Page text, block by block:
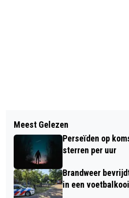
GEEN TREINEN TUSSEN
CENTRAAL EN
WIELRENNER TIJDENS
ONDERUIT DOOR
BOMEN
Meest Gelezen
Perseïden op
sterren per uur
Brandweer
in een voetbalkooi